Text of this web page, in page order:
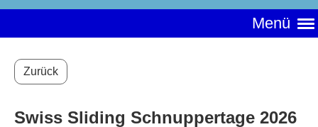
Menü
Zurück
Swiss Sliding Schnuppertage 2026